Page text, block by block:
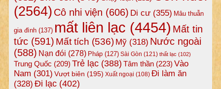
(2564) Cô nhi viện (606) Di cư(355) Mâu thuẫn
gia đình(137) mất liên lạc (4454) Mất tin
tức(591) Mất tích (536) Mỹ(318) Nước ngoài
(588) Nạn đói (278) Pháp(127) Sài Gòn (121) thất lạc (102)
Trung Quốc (209) Trẻ lạc(388) Tâm thần(223) Vào
Nam (301) Vượt biên (195) Xuất ngoại (108) Đi làm ăn
(328) Đi lạc(402)